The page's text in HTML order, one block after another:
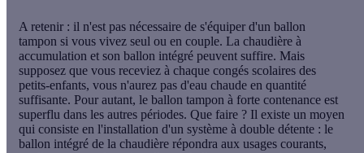
A retenir : il n'est pas nécessaire de s'équiper d'un ballon
tampon si vous vivez seul ou en couple. La chaudière à
accumulation et son ballon intégré peuvent suffire. Mais
supposez que vous receviez à chaque congés scolaires des
petits-enfants, vous n'aurez pas d'eau chaude en quantité
suffisante. Pour autant, le ballon tampon à forte contenance est
superflu dans les autres périodes. Que faire ? Il existe un moyen
qui consiste en l'installation d'un système à double détente : le
ballon intégré de la chaudière répondra aux usages courants,